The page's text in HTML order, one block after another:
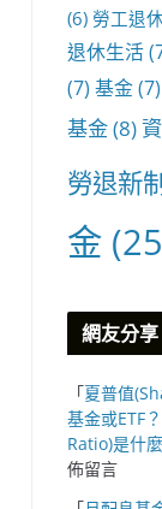
(6) 勞工退
退休生活
(7) 基金(7)
基金(8)
勞退新
金
網友分享
「夏普值
基金或ETF
Ratio)是什
佈留言